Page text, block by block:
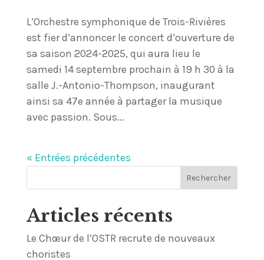
L’Orchestre symphonique de Trois-Rivières
est fier d’annoncer le concert d’ouverture de
sa saison 2024-2025, qui aura lieu le
samedi 14 septembre prochain à 19 h 30 à la
salle J.-Antonio-Thompson, inaugurant
ainsi sa 47e année à partager la musique
avec passion. Sous...
« Entrées précédentes
Articles récents
Le Chœur de l’OSTR recrute de nouveaux
choristes